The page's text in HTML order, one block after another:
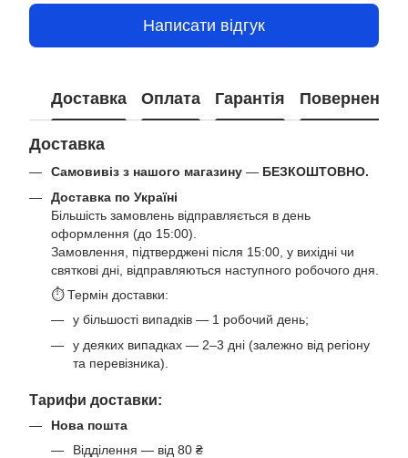
Написати відгук
Доставка Оплата Гарантія Повернення
Доставка
Самовивіз з нашого магазину — БЕЗКОШТОВНО.
Доставка по Україні
Більшість замовлень відправляється в день
оформлення (до 15:00).
Замовлення, підтверджені після 15:00, у вихідні чи
святкові дні, відправляються наступного робочого дня.
⏱ Термін доставки:
у більшості випадків — 1 робочий день;
у деяких випадках — 2–3 дні (залежно від регіону
та перевізника).
Тарифи доставки:
Нова пошта
Відділення — від 80 ₴